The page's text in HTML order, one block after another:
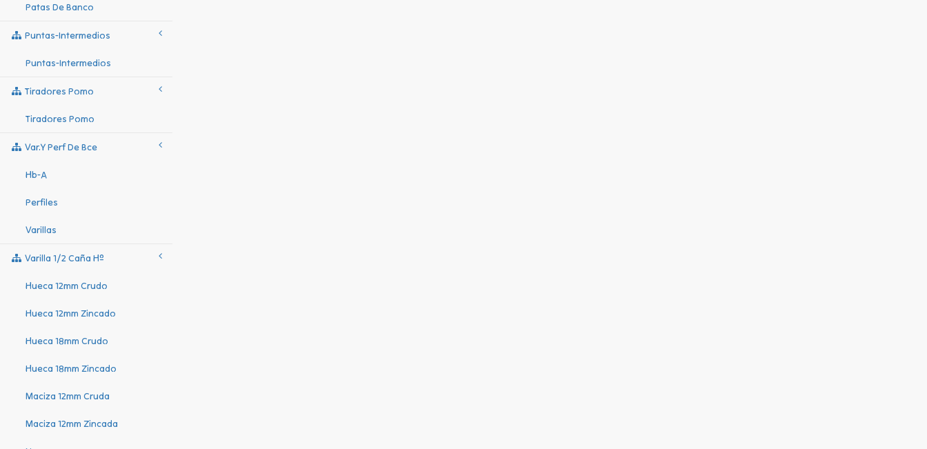
Patas De Banco
Puntas-Intermedios
Puntas-Intermedios
Tiradores Pomo
Tiradores Pomo
Var.y Perf De Bce
Hb-A
Perfiles
Varillas
Varilla 1/2 Caña Hº
Hueca 12mm Crudo
Hueca 12mm Zincado
Hueca 18mm Crudo
Hueca 18mm Zincado
Maciza 12mm Cruda
Maciza 12mm Zincada